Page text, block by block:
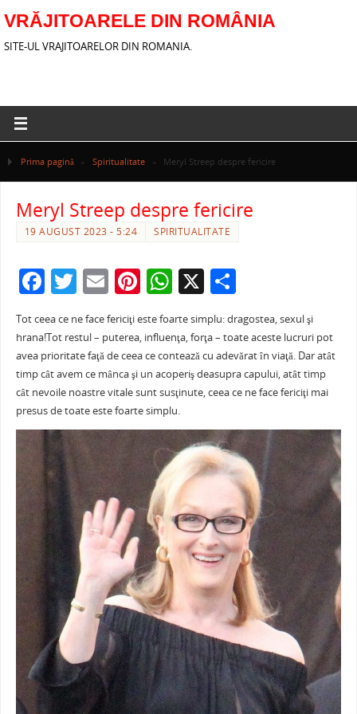
VRĂJITOARELE DIN ROMÂNIA
SITE-UL VRAJITOARELOR DIN ROMANIA.
Prima pagină » Spiritualitate » Meryl Streep despre fericire
Meryl Streep despre fericire
19 AUGUST 2023 - 5:24 SPIRITUALITATE
F
c
e
b
o
o
k
T
w
itt
er
E
m
ai
l
Pi
nt
er
e
st
W
at
s
A
p
p
X P
ta
je
a
Tot ceea ce ne face fericiţi este foarte simplu: dragostea, sexul şi
hrana!Tot restul – puterea, influenţa, forţa – toate aceste lucruri pot
avea prioritate faţă de ceea ce contează cu adevărat în viaţă. Dar atât
timp cât avem ce mânca şi un acoperiş deasupra capului, atât timp
cât nevoile noastre vitale sunt susţinute, ceea ce ne face fericiţi mai
presus de toate este foarte simplu.